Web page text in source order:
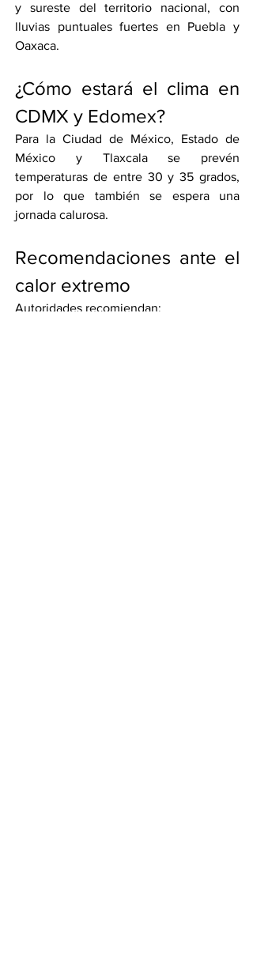
y sureste del territorio nacional, con
lluvias puntuales fuertes en Puebla y
Oaxaca.
¿Cómo estará el clima en
CDMX y Edomex?
Para la Ciudad de México, Estado de
México y Tlaxcala se prevén
temperaturas de entre 30 y 35 grados,
por lo que también se espera una
jornada calurosa.
Recomendaciones ante el
calor extremo
Autoridades recomiendan: